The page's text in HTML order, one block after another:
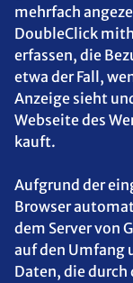
mehrfach
DoubleClick
erfassen, die
etwa der Fall,
Anzeige sieht
Webseite des
kauft.
Aufgrund der
Browser
dem Server von
auf den Umfang
Daten, die durch